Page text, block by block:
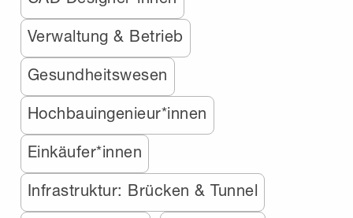
Verwaltung & Betrieb
Gesundheitswesen
Hochbauingenieur*innen
Einkäufer*innen
Infrastruktur: Brücken & Tunnel